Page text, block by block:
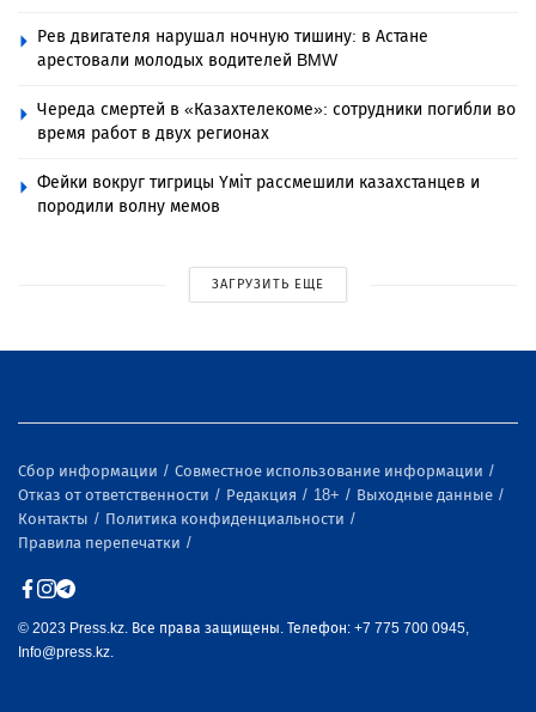
Рев двигателя нарушал ночную тишину: в Астане
арестовали молодых водителей BMW
Череда смертей в «Казахтелекоме»: сотрудники погибли во
время работ в двух регионах
Фейки вокруг тигрицы Үміт рассмешили казахстанцев и
породили волну мемов
ЗАГРУЗИТЬ ЕЩЕ
Сбор информации
Совместное использование информации
Отказ от ответственности
Редакция 18+
Выходные данные
Контакты
Политика конфиденциальности
Правила перепечатки
© 2023 Press.kz. Все права защищены. Телефон: +7 775 700 0945,
Info@press.kz.